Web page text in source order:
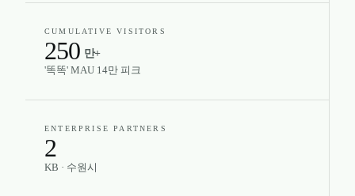
CUMULATIVE VISITORS
250 만+
'똑똑' MAU 14만 피크
ENTERPRISE PARTNERS
2
KB · 수원시